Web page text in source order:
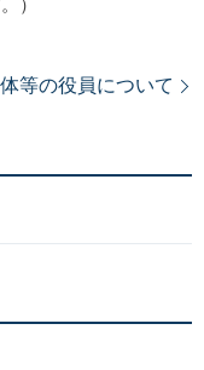
）
等の役員について